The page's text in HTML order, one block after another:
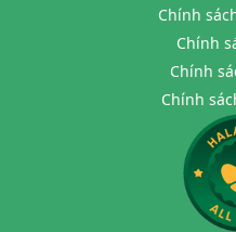
Chính
Chính
Chính
Chính